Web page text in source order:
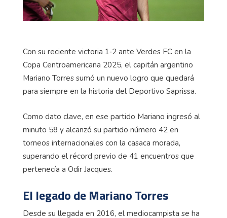
Con su reciente victoria 1‑2 ante Verdes FC en la
Copa Centroamericana 2025, el capitán argentino
Mariano Torres sumó un nuevo logro que quedará
para siempre en la historia del Deportivo Saprissa.
Como dato clave, en ese partido Mariano ingresó al
minuto 58 y alcanzó su partido número 42 en
torneos internacionales con la casaca morada,
superando el récord previo de 41 encuentros que
pertenecía a Odir Jacques.
El legado de Mariano Torres
Desde su llegada en 2016, el mediocampista se ha